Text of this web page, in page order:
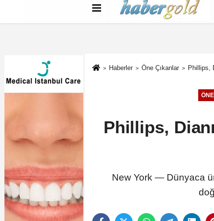
Türkçe English
Haberler Öne Çıkanlar Phillips,
Phillips,
New York — Dünyaca